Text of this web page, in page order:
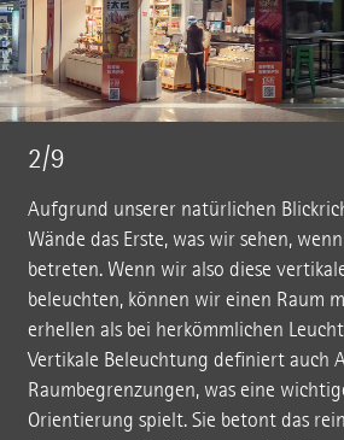
2/9
Aufgrund unserer natürlichen
Wände das Erste, was wir sehen,
betreten. Wenn wir also diese
beleuchten, können wir einen Raum
erhellen als bei herkömmlichen
Vertikale Beleuchtung definiert auch
Raumbegrenzungen, was eine
Orientierung spielt. Sie betont das